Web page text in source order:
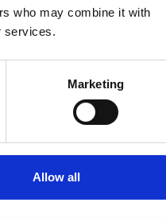
who may combine it with
services.
Marketing
Allow all